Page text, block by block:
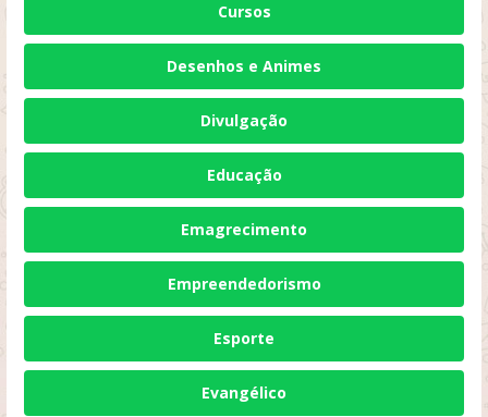
Cursos
Desenhos e Animes
Divulgação
Educação
Emagrecimento
Empreendedorismo
Esporte
Evangélico